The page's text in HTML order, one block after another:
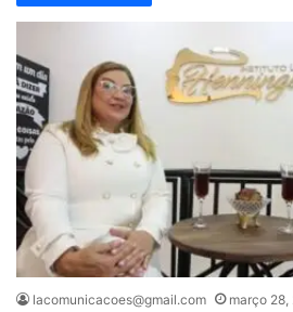
lacomunicacoes@gmail.com março 28,